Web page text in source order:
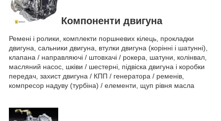
Компоненти двигуна
Ремені і ролики, комплекти поршневих кілець, прокладки
двигуна, сальники двигуна, втулки двигуна (корінні і шатунні),
клапана / направляючі / штовхачі / рокера, шатуни, колінвал,
масляний насос, шківи / шестерні, підвіска двигуна і коробки
передач, захист двигуна / КПП / генератора / ременів,
компресор надуву (турбіна) / елементи, щуп рівня масла